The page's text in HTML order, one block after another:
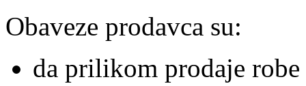
Obaveze prodavca su:
da prilikom prodaje robe